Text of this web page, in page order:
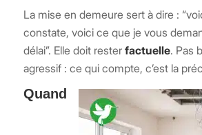
La mise en demeure sert à dire :
constate, voici ce que je vous
délai”. Elle doit rester factuelle. Pas
agressif : ce qui compte, c’est la
Quand